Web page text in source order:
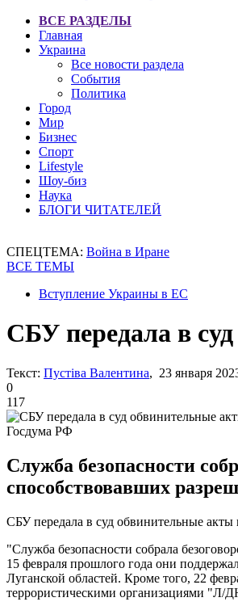
ВСЕ РАЗДЕЛЫ
Главная
Украина
Все новости раздела
События
Политика
Город
Мир
Бизнес
Спорт
Lifestyle
Шоу-биз
Наука
БЛОГИ ЧИТАТЕЛЕЙ
СПЕЦТЕМА: Война в Иране
ВСЕ ТЕМЫ
Вступление Украины в ЕС
СБУ передала в
Текст: Пустіва Валентина, 23 января
0
117
Госдума РФ
Служба безопасности
способствовавших
СБУ передала в суд обвинительные
"Служба безопасности собрала
15 февраля прошлого года они
Луганской областей. Кроме того, 22
террористическими организациями "Л/